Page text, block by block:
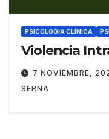
PSICOLOGIA CLÍNICA
Violencia
7 NOVIEMBRE,
SERNA